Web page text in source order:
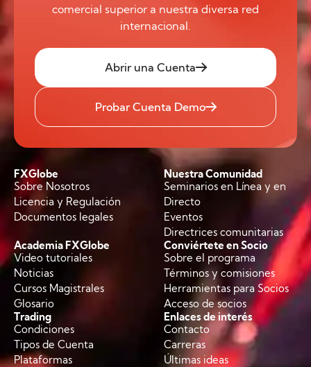
comercial superior a nuestra diversa red
internacional.
Abrir una Cuenta
Probar Cuenta Demo
FXGlobe
Sobre Nosotros
Licencia y Regulación
Documentos legales
Nuestra Comunidad
Seminarios en Línea y en
Directo
Eventos
Directrices comunitarias
Academia FXGlobe
Video tutoriales
Noticias
Cursos Magistrales
Glosario
Conviértete en Socio
Sobre el programa
Términos y comisiones
Herramientas para Socios
Acceso de socios
Trading
Condiciones
Tipos de Cuenta
Plataformas
Enlaces de interés
Contacto
Carreras
Últimas ideas